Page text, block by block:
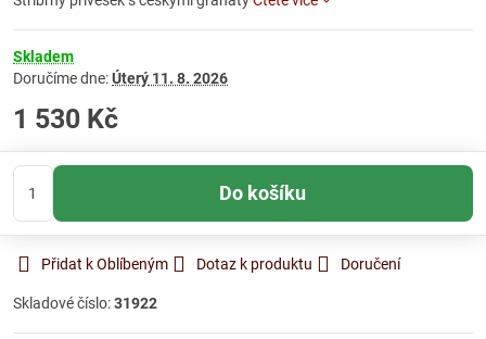
Skladem
Doručíme dne:Úterý 11. 8. 2026
1 530 Kč
Do košíku
Přidat k Oblíbeným Dotaz k produktu Doručení
Skladové číslo:31922